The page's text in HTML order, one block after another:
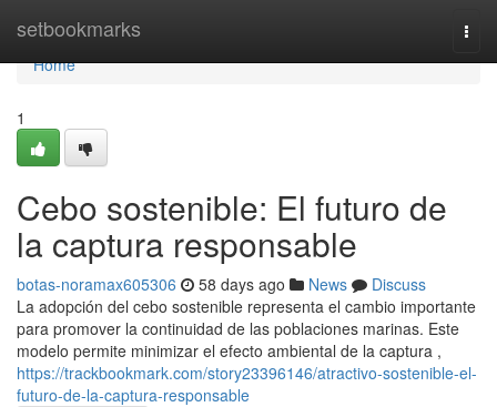
setbookmarks
Home
Home
1
Cebo sostenible: El futuro de
la captura responsable
botas-noramax605306 58 days ago News
Discuss
La adopción del cebo sostenible representa el cambio importante
para promover la continuidad de las poblaciones marinas. Este
modelo permite minimizar el efecto ambiental de la captura ,
https://trackbookmark.com/story23396146/atractivo-sostenible-el-
futuro-de-la-captura-responsable